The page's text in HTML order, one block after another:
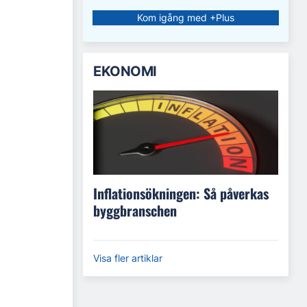
Kom igång med +Plus
EKONOMI
Inflationsökningen: Så påverkas
byggbranschen
Visa fler artiklar